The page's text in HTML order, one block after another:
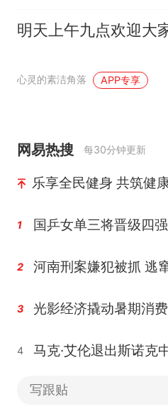
明天上午九点欢迎大
心灵的素洁角落 APP专享
网易热搜 每30分钟更新
乐享全民健身 共筑健
1 国乒女单三将晋级四强
2
3 光影经济撬动暑期消
4 马克·艾伦退出斯诺克
新疆优化调整景区内自
写跟贴